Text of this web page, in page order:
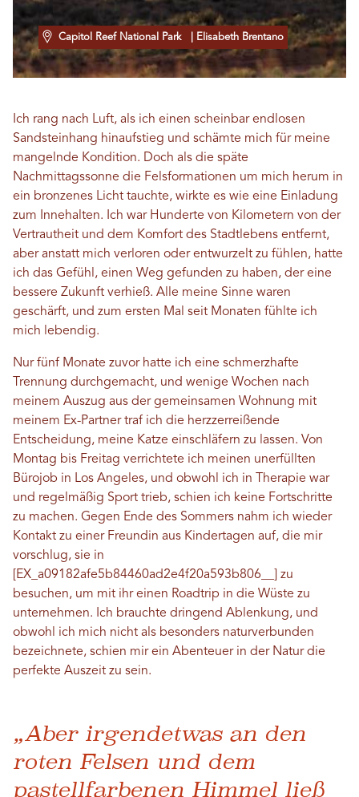
Capitol Reef National Park | Elisabeth Brentano
Ich rang nach Luft, als ich einen scheinbar endlosen
Sandsteinhang hinaufstieg und schämte mich für meine
mangelnde Kondition. Doch als die späte
Nachmittagssonne die Felsformationen um mich herum in
ein bronzenes Licht tauchte, wirkte es wie eine Einladung
zum Innehalten. Ich war Hunderte von Kilometern von der
Vertrautheit und dem Komfort des Stadtlebens entfernt,
aber anstatt mich verloren oder entwurzelt zu fühlen, hatte
ich das Gefühl, einen Weg gefunden zu haben, der eine
bessere Zukunft verhieß. Alle meine Sinne waren
geschärft, und zum ersten Mal seit Monaten fühlte ich
mich lebendig.
Nur fünf Monate zuvor hatte ich eine schmerzhafte
Trennung durchgemacht, und wenige Wochen nach
meinem Auszug aus der gemeinsamen Wohnung mit
meinem Ex-Partner traf ich die herzzerreißende
Entscheidung, meine Katze einschläfern zu lassen. Von
Montag bis Freitag verrichtete ich meinen unerfüllten
Bürojob in Los Angeles, und obwohl ich in Therapie war
und regelmäßig Sport trieb, schien ich keine Fortschritte
zu machen. Gegen Ende des Sommers nahm ich wieder
Kontakt zu einer Freundin aus Kindertagen auf, die mir
vorschlug, sie in
[EX_a09182afe5b84460ad2e4f20a593b806__] zu
besuchen, um mit ihr einen Roadtrip in die Wüste zu
unternehmen. Ich brauchte dringend Ablenkung, und
obwohl ich mich nicht als besonders naturverbunden
bezeichnete, schien mir ein Abenteuer in der Natur die
perfekte Auszeit zu sein.
„Aber irgendetwas an den
roten Felsen und dem
pastellfarbenen Himmel ließ